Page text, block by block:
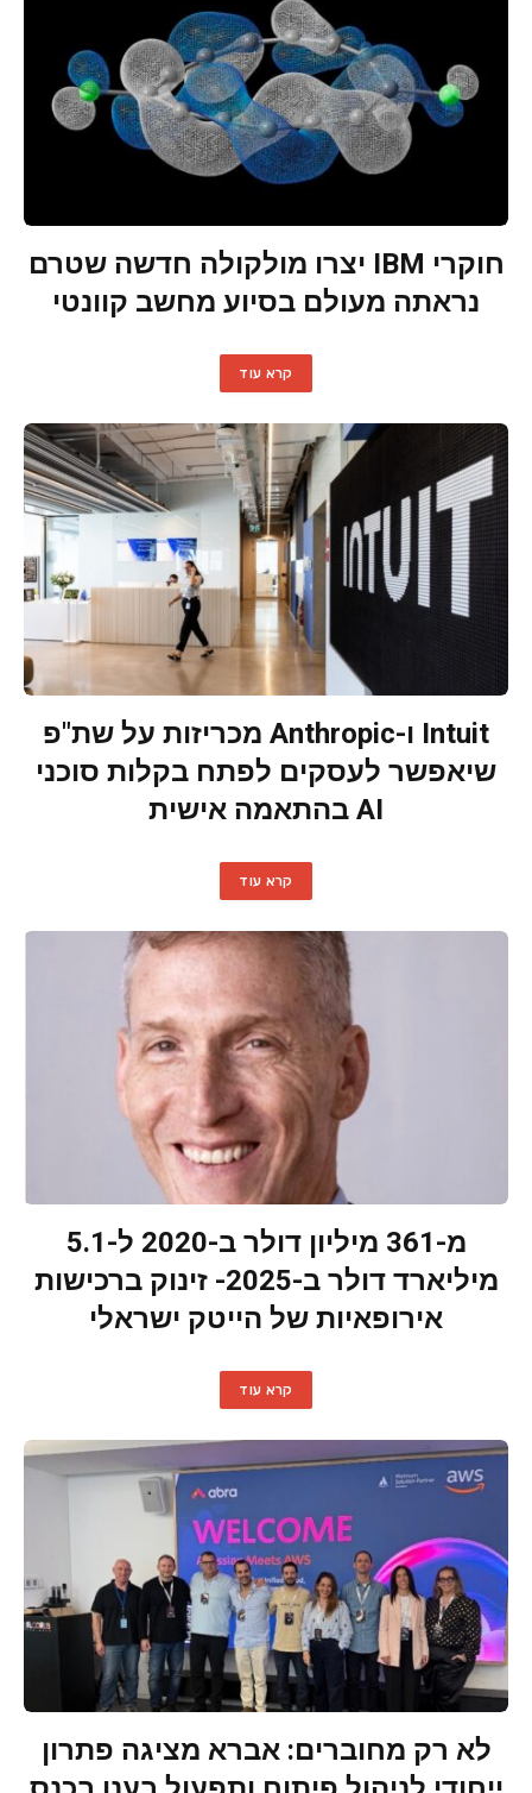
חוקרי IBM יצרו מולקולה חדשה שטרם
נראתה מעולם בסיוע מחשב קוונטי
קרא עוד
Intuit ו-Anthropic מכריזות על שת"פ
שיאפשר לעסקים לפתח בקלות סוכני
AI בהתאמה אישית
קרא עוד
מ-361 מיליון דולר ב-2020 ל-5.1
מיליארד דולר ב-2025- זינוק ברכישות
אירופאיות של הייטק ישראלי
קרא עוד
לא רק מחוברים: אברא מציגה פתרון